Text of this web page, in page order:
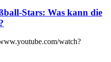
Stars: Was kann die
watch?